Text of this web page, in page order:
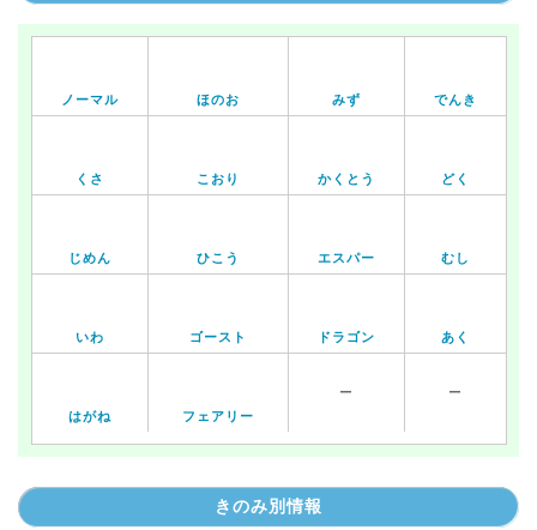
ノーマル ほのお みず でんき
くさ こおり かくとう どく
じめん ひこう エスパー むし
いわ ゴースト ドラゴン あく
はがね フェアリー
ー ー
きのみ別情報